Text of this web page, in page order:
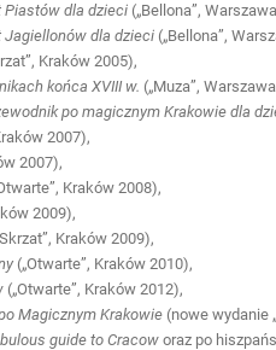
Piastów dla dzieci („Bellona”,
Jagiellonów dla dzieci („Bellona”,
Kraków 2005),
końca XVIII w. („Muza”,
po magicznym Krakowie dla
2007),
2007),
Kraków 2008),
2009),
Kraków 2009),
(„Otwarte”, Kraków 2010),
(„Otwarte”, Kraków 2012),
Magicznym Krakowie (nowe wydanie
guide to Cracow oraz po